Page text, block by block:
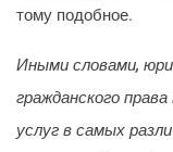
тому подобное.
Иными словами,
гражданского
услуг в самых